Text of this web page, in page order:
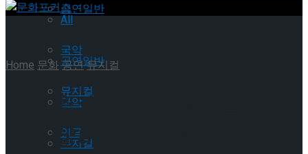
공연일반
국악
뮤지컬
연극
All
공연일반
국악
뮤지컬
Home문화공연뮤지컬
새로운 캐스트와 함께 돌아온
뮤지컬’미드나잇:액터뮤지션’-